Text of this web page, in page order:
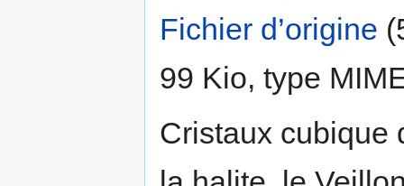
Fichier d’origine
99 Kio, type
Cristaux cubique